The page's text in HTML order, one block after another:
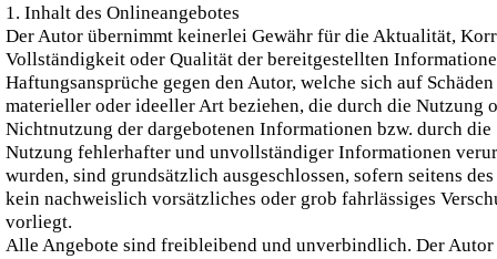
1. Inhalt des Onlineangebotes
Der Autor übernimmt keinerlei Gewähr für die Aktualität,
Vollständigkeit oder Qualität der bereitgestellten
Haftungsansprüche gegen den Autor, welche sich auf Schäden
materieller oder ideeller Art beziehen, die durch die Nutzung
Nichtnutzung der dargebotenen Informationen bzw. durch die
Nutzung fehlerhafter und unvollständiger Informationen
wurden, sind grundsätzlich ausgeschlossen, sofern seitens
kein nachweislich vorsätzliches oder grob fahrlässiges
vorliegt.
Alle Angebote sind freibleibend und unverbindlich. Der Autor